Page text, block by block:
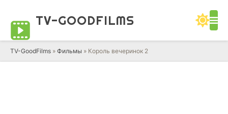
TV-GOODFILMS
TV-GoodFilms » Фильмы » Король вечеринок 2